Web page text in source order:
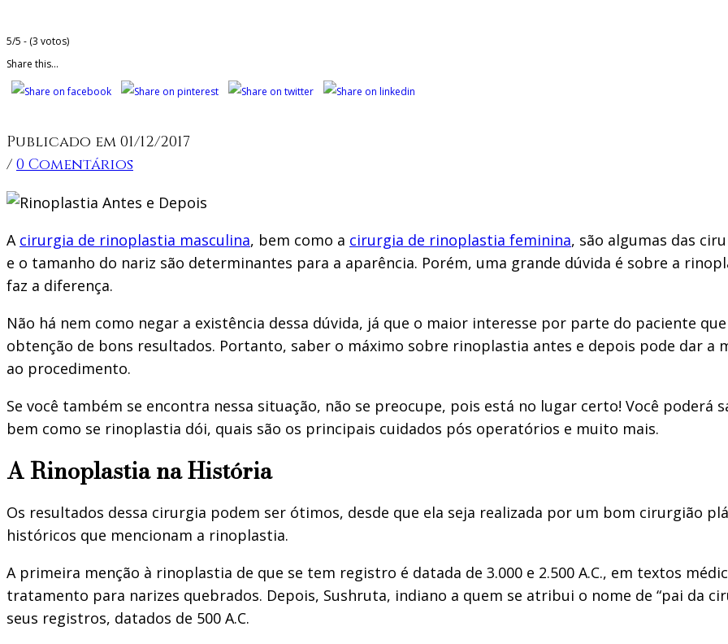
5/5 - (3 votos)
Share this...
Publicado em 01/12/2017
/ 0 Comentários
A cirurgia de rinoplastia masculina, bem como a cirurgia de rinoplastia feminina, são algumas das
e o tamanho do nariz são determinantes para a aparência. Porém, uma grande dúvida é sobre a
faz a diferença.
Não há nem como negar a existência dessa dúvida, já que o maior interesse por parte do paciente
obtenção de bons resultados. Portanto, saber o máximo sobre rinoplastia antes e depois pode dar a
ao procedimento.
Se você também se encontra nessa situação, não se preocupe, pois está no lugar certo! Você
bem como se rinoplastia dói, quais são os principais cuidados pós operatórios e muito mais.
A Rinoplastia na História
Os resultados dessa cirurgia podem ser ótimos, desde que ela seja realizada por um bom cirurgião
históricos que mencionam a rinoplastia.
A primeira menção à rinoplastia de que se tem registro é datada de 3.000 e 2.500 A.C., em textos
tratamento para narizes quebrados. Depois, Sushruta, indiano a quem se atribui o nome de “pai da
seus registros, datados de 500 A.C.